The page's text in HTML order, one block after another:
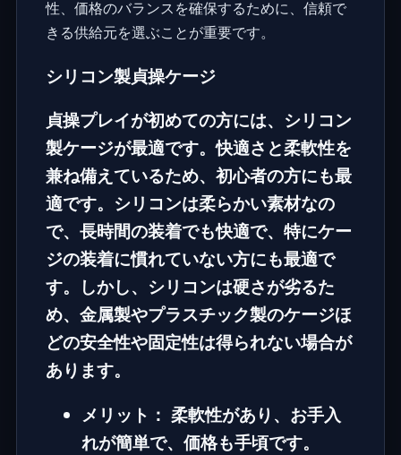
性、価格のバランスを確保するために、信頼で
きる供給元を選ぶことが重要です。
シリコン製貞操ケージ
貞操プレイが初めての方には、 シリコン
製ケージが最適です。快適さと柔軟性を
兼ね備えているため、初心者の方にも最
適です。シリコンは柔らかい素材なの
で、長時間の装着でも快適で、特にケー
ジの装着に慣れていない方にも最適で
す。しかし、シリコンは硬さが劣るた
め、金属製やプラスチック製のケージほ
どの安全性や固定性は得られない場合が
あります。
メリット： 柔軟性があり、お手入
れが簡単で、価格も手頃です。